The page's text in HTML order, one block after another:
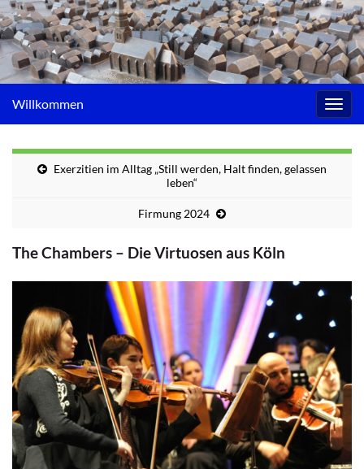
Willkommen
Exerzitien im Alltag „Still werden, Halt finden, gelassen
leben“
Firmung 2024
The Chambers – Die Virtuosen aus Köln